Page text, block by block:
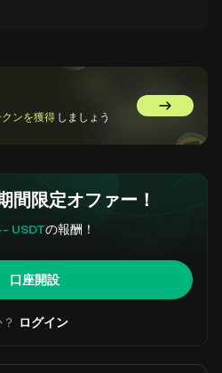
ンを獲得 しましょう GemSlot
間限定オファー！
USDTの報酬！
口座開設
ログイン